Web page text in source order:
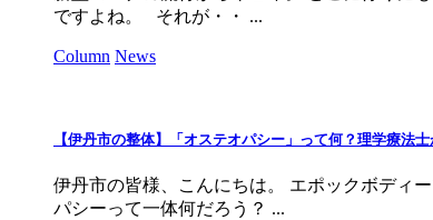
ですよね。 それが・・ ...
Column News
【伊丹市の整体】「オステオパシー」って何？理学療法
伊丹市の皆様、こんにちは。 エポックボディ
パシーって一体何だろう？ ...